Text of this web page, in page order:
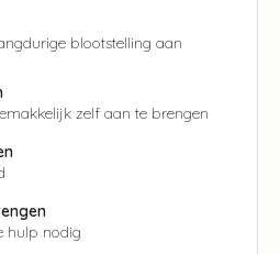
blootstelling aan
zelf aan te brengen
hulp nodig